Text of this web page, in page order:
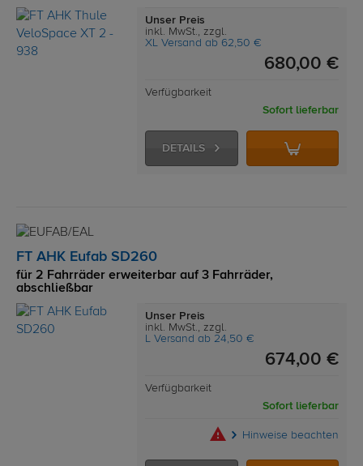
Unser Preis
inkl. MwSt., zzgl.
XL Versand ab 62,50 €
680,00 €
Verfügbarkeit
Sofort lieferbar
DETAILS
FT AHK Eufab SD260
für 2 Fahrräder erweiterbar auf 3 Fahrräder,
abschließbar
Unser Preis
inkl. MwSt., zzgl.
L Versand ab 24,50 €
674,00 €
Verfügbarkeit
Sofort lieferbar
Hinweise beachten